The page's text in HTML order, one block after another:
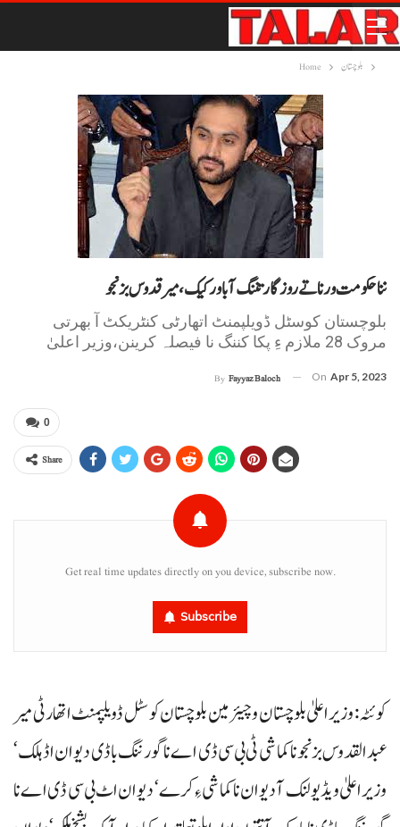
Home بلوچستان
ننا حکومت ورنا تے روزگار تننگ آ باور کیک، میر قدوس بزنجو
بلوچستان کوسٹل ڈویلپمنٹ اتھارٹی کنٹریکٹ آ بھرتی
مروک 28 ملازم ءِ پکا کننگ نا فیصلہ کرینن،وزیر اعلیٰ
By Fayyaz Baloch On Apr 5, 2023
0
Share
Get real time updates directly on you device, subscribe now.
Subscribe
کوئٹہ: وزیراعلیٰ بلوچستان و چیئرمین بلوچستان کوسٹل ڈویلپمنٹ اتھارٹی میر
عبدالقدوس بزنجو ناکماشی ٹی بی سی ڈی اے نا گورننگ باڈی دیوان اڈ ہلک‘
وزیراعلیٰ ویڈیو لنک آ دیوان ناکماشی ءِ کرے‘ دیوان اٹ بی سی ڈی اے نا